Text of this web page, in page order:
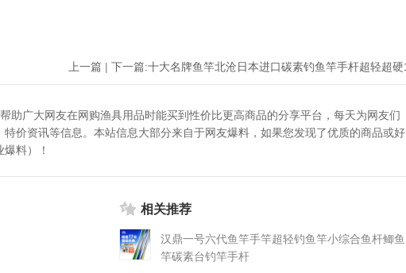
上一篇 | 下一篇:
助广大网友在网购渔具用品时能买到性价比更高商品的分享平台，每天为网友们
价资讯等信息。本站信息大部分来自于网友爆料，如果您发现了优质的商品或好
料）！
相关推荐
汉鼎一号六代鱼竿手竿超轻钓鱼竿小综合鱼杆鲫鱼
竿碳素台钓竿手杆